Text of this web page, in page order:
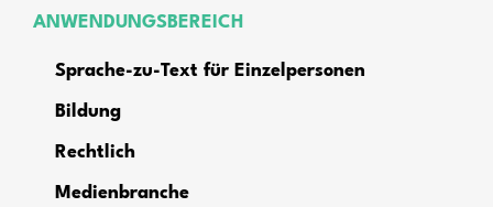
ANWENDUNGSBEREICH
Sprache-zu-Text für Einzelpersonen
Bildung
Rechtlich
Medienbranche